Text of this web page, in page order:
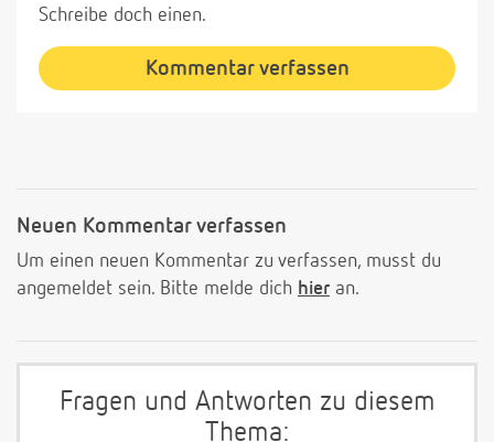
Schreibe doch einen.
Kommentar verfassen
Neuen Kommentar verfassen
Um einen neuen Kommentar zu verfassen, musst du
angemeldet sein. Bitte melde dich hier an.
Fragen und Antworten zu diesem
Thema: